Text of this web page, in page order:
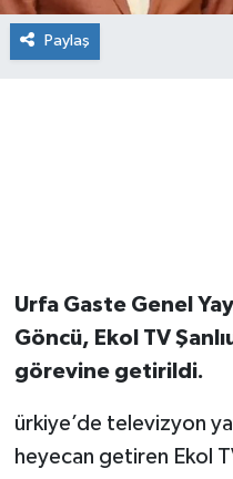
Paylaş
Urfa Gaste Genel
Göncü, Ekol TV
görevine getirildi.
ürkiye’de televizyon
heyecan getiren Ekol